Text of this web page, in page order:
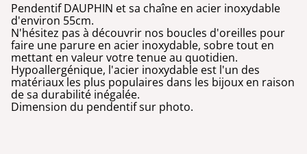
Pendentif DAUPHIN et sa chaîne en acier inoxydable
d'environ 55cm.
N'hésitez pas à découvrir nos boucles d'oreilles pour
faire une parure en acier inoxydable, sobre tout en
mettant en valeur votre tenue au quotidien.
Hypoallergénique, l'acier inoxydable est l'un des
matériaux les plus populaires dans les bijoux en raison
de sa durabilité inégalée.
Dimension du pendentif sur photo.